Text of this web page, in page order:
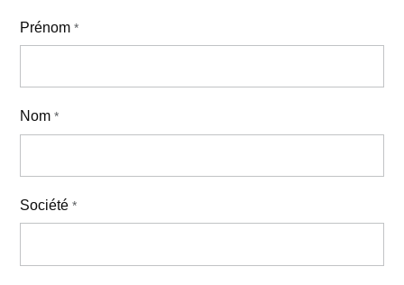
Prénom *
Nom *
Société *